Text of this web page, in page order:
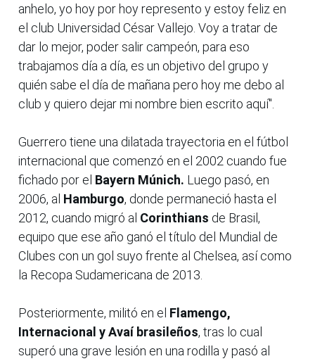
anhelo, yo hoy por hoy represento y estoy feliz en
el club Universidad César Vallejo. Voy a tratar de
dar lo mejor, poder salir campeón, para eso
trabajamos día a día, es un objetivo del grupo y
quién sabe el día de mañana pero hoy me debo al
club y quiero dejar mi nombre bien escrito aquí".
Guerrero tiene una dilatada trayectoria en el fútbol
internacional que comenzó en el 2002 cuando fue
fichado por el Bayern Múnich. Luego pasó, en
2006, al Hamburgo, donde permaneció hasta el
2012, cuando migró al Corinthians de Brasil,
equipo que ese año ganó el título del Mundial de
Clubes con un gol suyo frente al Chelsea, así como
la Recopa Sudamericana de 2013.
Posteriormente, militó en el Flamengo,
Internacional y Avaí brasileños, tras lo cual
superó una grave lesión en una rodilla y pasó al